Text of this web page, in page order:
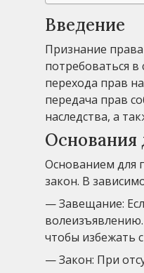
Введение
Признание
потребоваться
перехода прав
передача прав
наследства, а
Основания
Основанием для
закон. В
— Завещание:
чтобы избежать
— Закон: При